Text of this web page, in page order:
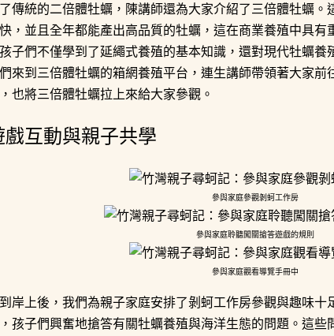
傳統的二倍體牡蠣，陳講師還為大家介紹了三倍體牡蠣
，並且全年都能產出高品質的牡蠣，這在商業養殖中具
子們不僅學到了延繩式養殖的基本知識，還對現代牡蠣養
來到三倍體牡蠣的箱網養殖平台，連生講師帶領著大家前
也將三倍體牡蠣拉上來給大家參觀。
戲互動與親子共學
參與家庭參觀剝蚵工作房
參與家庭聆聽闖關搶答遊戲的規則
參與家庭觀看導覽手冊中
岸上後，我們為親子家庭安排了剝蚵工作房參觀與趣味
孩子們興奮地搶答有關牡蠣養殖與海洋生態的問題。這些